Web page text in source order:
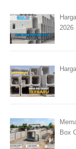
2026
Box